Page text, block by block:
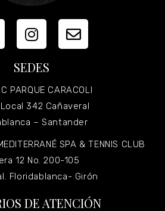
SEDES
PARQUE CARACOLI
342 Cañaveral
– Santander
SPA & TENNIS CLUB
12 No. 200-105
Floridablanca- Girón
DE ATENCIÓN